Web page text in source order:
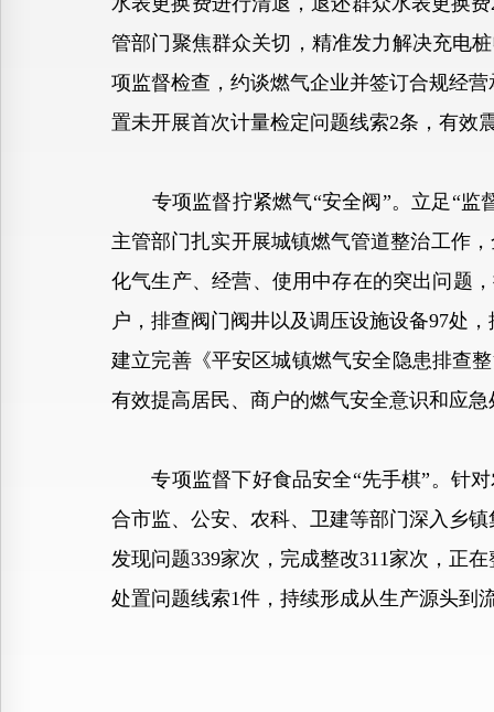
管部门聚焦群众关切，精准发力解决充电
项监督检查，约谈燃气企业并签订合规经
置未开展首次计量检定问题线索2条，有效
专项监督拧紧燃气“安全阀”。立足“监
主管部门扎实开展城镇燃气管道整治工作
化气生产、经营、使用中存在的突出问题
户，排查阀门阀井以及调压设施设备97处
建立完善《平安区城镇燃气安全隐患排查
有效提高居民、商户的燃气安全意识和应
专项监督下好食品安全“先手棋”。针对
合市监、公安、农科、卫建等部门深入乡
发现问题339家次，完成整改311家次，正
处置问题线索1件，持续形成从生产源头到